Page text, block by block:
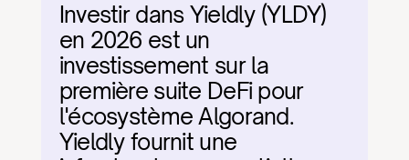
Investir dans Yieldly (YLDY)
en 2026 est un
investissement sur la
première suite DeFi pour
l'écosystème Algorand.
Yieldly fournit une